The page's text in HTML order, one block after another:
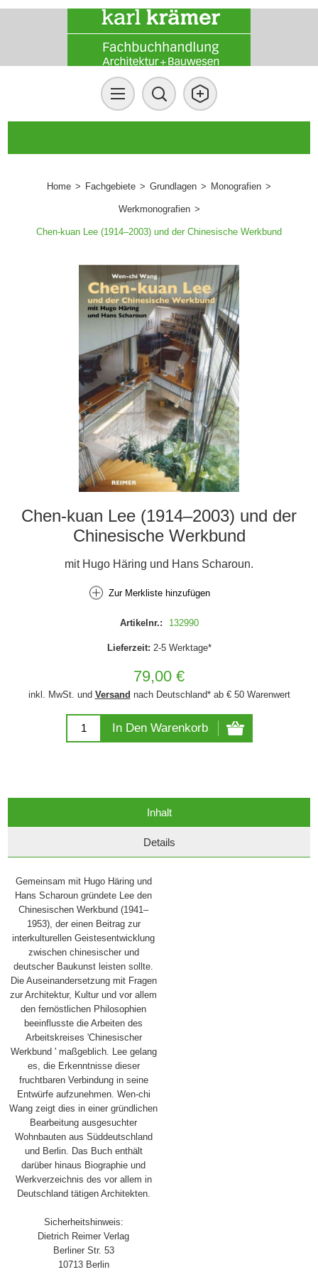
Home > Fachgebiete > Grundlagen > Monografien >
Werkmonografien >
Chen-kuan Lee (1914–2003) und der Chinesische Werkbund
Chen-kuan Lee (1914–2003) und der
Chinesische Werkbund
mit Hugo Häring und Hans Scharoun.
Zur Merkliste hinzufügen
Artikelnr.: 132990
Lieferzeit: 2-5 Werktage*
79,00 €
inkl. MwSt. und Versand nach Deutschland* ab € 50 Warenwert
In Den Warenkorb
Inhalt
Details
Gemeinsam mit Hugo Häring und
Hans Scharoun gründete Lee den
Chinesischen Werkbund (1941–
1953), der einen Beitrag zur
interkulturellen Geistesentwicklung
zwischen chinesischer und
deutscher Baukunst leisten sollte.
Die Auseinandersetzung mit Fragen
zur Architektur, Kultur und vor allem
den fernöstlichen Philosophien
beeinflusste die Arbeiten des
Arbeitskreises 'Chinesischer
Werkbund ' maßgeblich. Lee gelang
es, die Erkenntnisse dieser
fruchtbaren Verbindung in seine
Entwürfe aufzunehmen. Wen-chi
Wang zeigt dies in einer gründlichen
Bearbeitung ausgesuchter
Wohnbauten aus Süddeutschland
und Berlin. Das Buch enthält
darüber hinaus Biographie und
Werkverzeichnis des vor allem in
Deutschland tätigen Architekten.
Sicherheitshinweis:
Dietrich Reimer Verlag
Berliner Str. 53
10713 Berlin